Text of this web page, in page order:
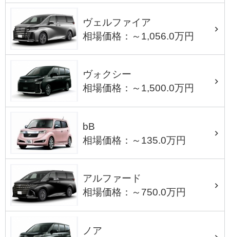
ヴェルファイア
相場価格：～1,056.0万円
ヴォクシー
相場価格：～1,500.0万円
bB
相場価格：～135.0万円
アルファード
相場価格：～750.0万円
ノア